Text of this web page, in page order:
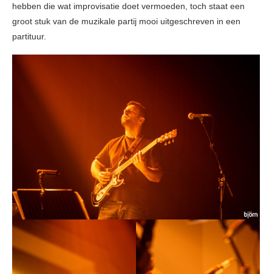
hebben die wat improvisatie doet vermoeden, toch staat een
groot stuk van de muzikale partij mooi uitgeschreven in een
partituur.